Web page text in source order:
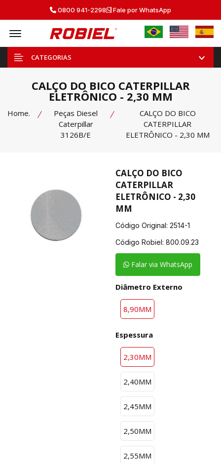
0800 941-2298 Fale por WhatsApp
Offcanvas Menu Open
CATEGORIAS
CALÇO DO BICO CATERPILLAR
ELETRÔNICO - 2,30 MM
Home.
Peças Diesel
Caterpillar
3126B/E
CALÇO DO BICO
CATERPILLAR
ELETRÔNICO - 2,30 MM
CALÇO DO BICO
CATERPILLAR
ELETRÔNICO - 2,30
MM
Código Original: 2514-1
Código Robiel: 800.09.23
Falar via WhatsApp
Diâmetro Externo
8,90MM
Espessura
2,30MM
2,40MM
2,45MM
2,50MM
2,55MM